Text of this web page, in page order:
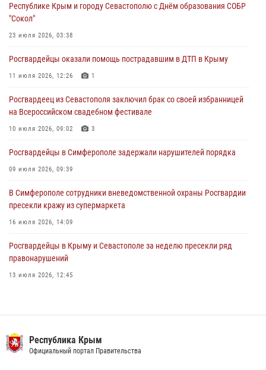
Росгвардейцы Севастополя пресекли противоправные действия на
охраняемом объекте
29 июля 2026, 12:34
Росгвардейцы Крыма и Севастополя отметили День Крещения Руси
28 июля 2026, 14:18
В Симферополе сотрудники Росгвардии задержали подозреваемого
в краже из гипермаркета
24 июля 2026, 12:21
Республике Крым и городу Севастополю с Днём образования СОБР
"Сокол"
23 июля 2026, 03:38
Росгвардейцы оказали помощь пострадавшим в ДТП в Крыму
11 июля 2026, 12:26 1
Росгвардеец из Севастополя заключил брак со своей избранницей
на Всероссийском свадебном фестивале
10 июля 2026, 09:02 3
Росгвардейцы в Симферополе задержали нарушителей порядка
09 июля 2026, 09:39
В Симферополе сотрудники вневедомственной охраны Росгвардии
пресекли кражу из супермаркета
16 июля 2026, 14:09
Росгвардейцы в Крыму и Севастополе за неделю пресекли ряд
правонарушений
13 июля 2026, 12:45
21 июля 2026, 13:18
Росгвардия в Крыму и Севастополе задержала ряд
правонарушителей
Республика Крым
Официальный портал Правительства